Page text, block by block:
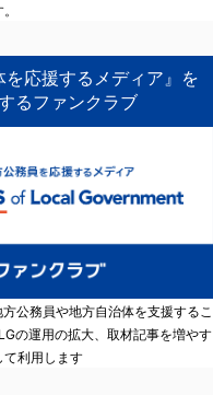
を応援するメディア』を
るファンクラブ
公務員や地方自治体を支援するこ
の運用の拡大、取材記事を増やす
て利用します